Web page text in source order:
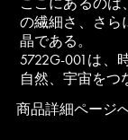
の繊細さ、さら
晶である。
5722G-001は、
自然、宇宙をつ
商品詳細ページ